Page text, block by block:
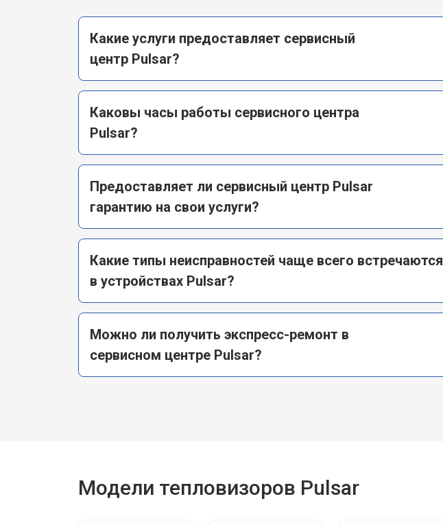
Какие услуги предоставляет сервисный
центр Pulsar?
Каковы часы работы сервисного центра
Pulsar?
Предоставляет ли сервисный центр Pulsar
гарантию на свои услуги?
Какие типы неисправностей чаще всего встречаются
в устройствах Pulsar?
Можно ли получить экспресс-ремонт в
сервисном центре Pulsar?
Модели тепловизоров Pulsar